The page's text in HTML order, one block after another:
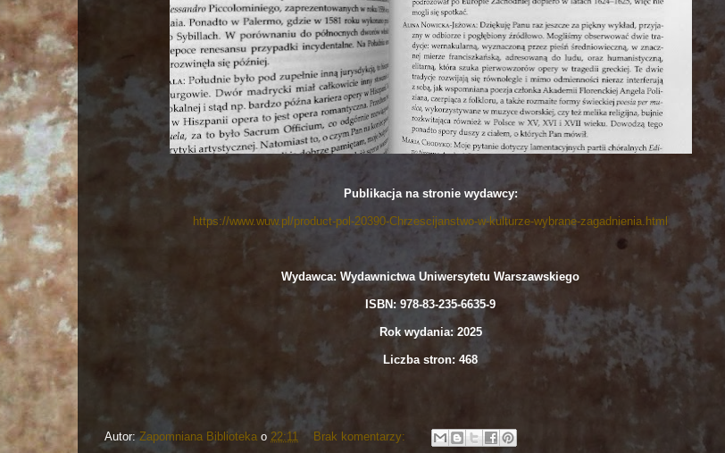
Publikacja na stronie wydawcy:
https://www.wuw.pl/product-pol-20390-Chrzescijanstwo-w-kulturze-wybrane-zagadnienia.html
Wydawca: Wydawnictwa Uniwersytetu Warszawskiego
ISBN: 978-83-235-6635-9
Rok wydania: 2025
Liczba stron: 468
Autor:Zapomniana Biblioteka o 22:11
Brak komentarzy: